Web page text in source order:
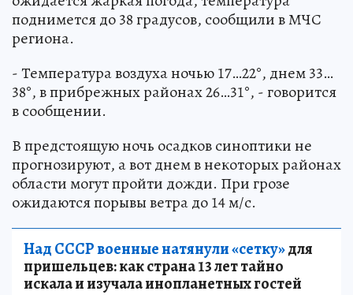
поднимется до 38 градусов, сообщили в МЧС
региона.
- Температура воздуха ночью 17…22°, днем 33…
38°, в прибрежных районах 26…31°, - говорится
в сообщении.
В предстоящую ночь осадков синоптики не
прогнозируют, а вот днем в некоторых районах
области могут пройти дожди. При грозе
ожидаются порывы ветра до 14 м/с.
Над СССР военные натянули «сетку»для
пришельцев: как страна 13 лет тайно
искала и изучала инопланетных гостей